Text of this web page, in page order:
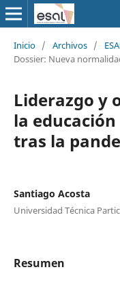
Inicio / Archivos /
Dossier: Nueva
Liderazgo y
la
tras la
Santiago Acosta
Universidad Técnica
Resumen